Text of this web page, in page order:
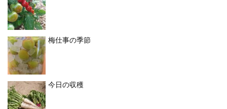
梅仕事の季節
今日の収穫